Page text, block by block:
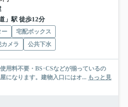
」駅 徒歩12分
ー
宅配ボックス
カメラ 公共下水
用料不要・BS･CSなどが揃っているの
になります。建物入口にはオ... もっと見